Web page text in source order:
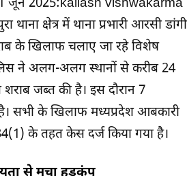
जून 2025:kailash vishwakarma
थाना क्षेत्र में थाना प्रभारी आरसी डांगी
के खिलाफ चलाए जा रहे विशेष
ने अलग-अलग स्थानों से करीब 24
जब्त की है। इस दौरान 7
सभी के खिलाफ मध्यप्रदेश आबकारी
के तहत केस दर्ज किया गया है।